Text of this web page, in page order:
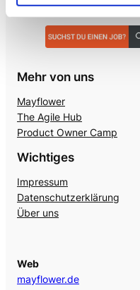
Mehr von uns
Mayflower
The Agile Hub
Product Owner Camp
Wichtiges
Impressum
Datenschutzerklärung
Über uns
Web
mayflower.de